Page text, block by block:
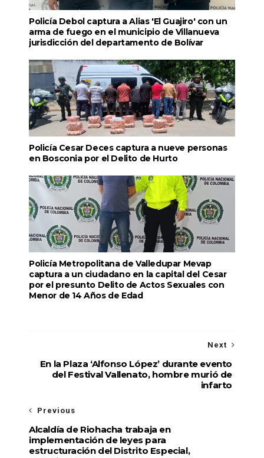
Policía Debol captura a Alias 'El Guajiro' con un
arma de fuego en el municipio de Villanueva
jurisdicción del departamento de Bolívar
Policía Cesar Deces captura a nueve personas
en Bosconia por el Delito de Hurto
Policía Metropolitana de Valledupar Mevap
captura a un ciudadano en la capital del Cesar
por el presunto Delito de Actos Sexuales con
Menor de 14 Años de Edad
Next
En la Plaza ‘Alfonso López’ durante evento
del Festival Vallenato, hombre murió de
infarto
Previous
Alcaldía de Riohacha trabaja en
implementación de leyes para
estructuración del Distrito Especial,